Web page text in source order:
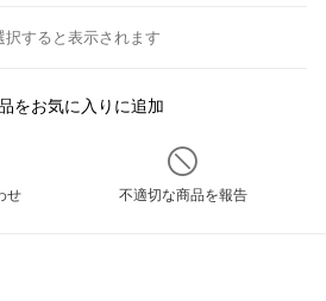
択すると表示されます
をお気に入りに追加
せ 不適切な商品を報告